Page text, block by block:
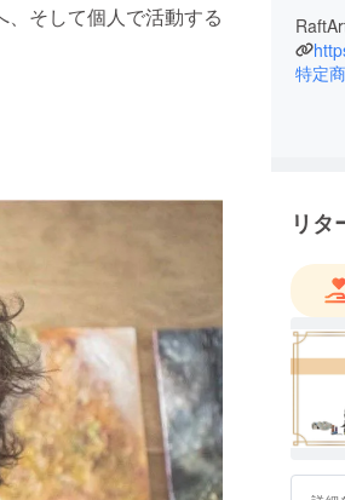
そして個人で活動する
特定
リタ